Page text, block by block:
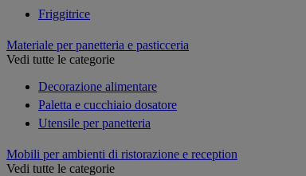
Friggitrice
Materiale per panetteria e pasticceria
Vedi tutte le categorie
Decorazione alimentare
Paletta e cucchiaio dosatore
Utensile per panetteria
Mobili per ambienti di ristorazione e reception
Vedi tutte le categorie